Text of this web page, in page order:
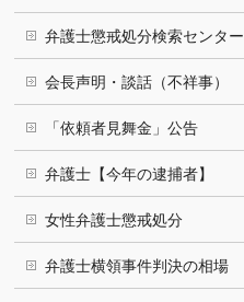
弁護士懲戒処分検索センター
会長声明・談話（不祥事）
「依頼者見舞金」公告
弁護士【今年の逮捕者】
女性弁護士懲戒処分
弁護士横領事件判決の相場